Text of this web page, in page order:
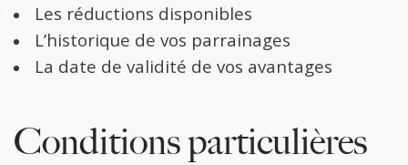
Les réductions disponibles
L’historique de vos parrainages
La date de validité de vos avantages
Conditions particulières